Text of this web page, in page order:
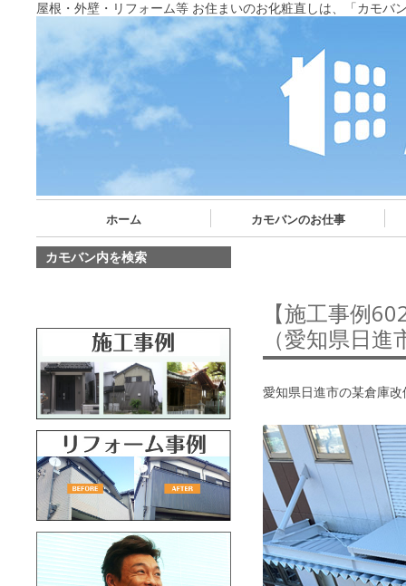
屋根・外壁・リフォーム等 お住まいのお化粧直しは、「カモバ
ホーム カモバンのお仕事
【施工事例
（愛知県日進
愛知県日進市の某倉庫
カモバン内を検索